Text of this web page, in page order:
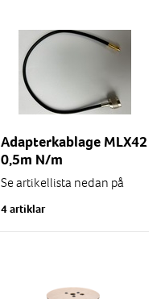
Adapterkablage MLX42
0,5m N/m
Se artikellista nedan på
4 artiklar